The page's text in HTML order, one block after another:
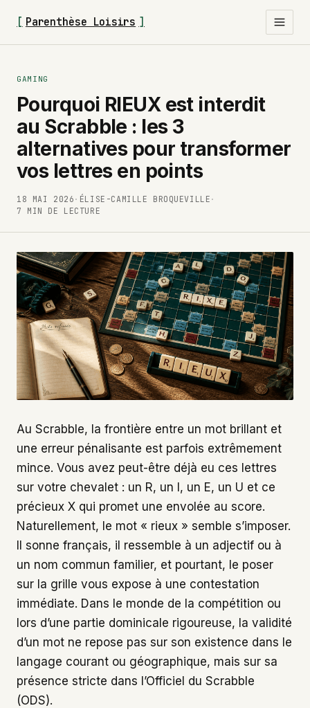
[ Parenthèse Loisirs ]
GAMING
Pourquoi RIEUX est interdit
au Scrabble : les 3
alternatives pour transformer
vos lettres en points
18 MAI 2026 · ÉLISE-CAMILLE BROQUEVILLE ·
7 MIN DE LECTURE
Au Scrabble, la frontière entre un mot brillant et
une erreur pénalisante est parfois extrêmement
mince. Vous avez peut-être déjà eu ces lettres
sur votre chevalet : un R, un I, un E, un U et ce
précieux X qui promet une envolée au score.
Naturellement, le mot « rieux » semble s’imposer.
Il sonne français, il ressemble à un adjectif ou à
un nom commun familier, et pourtant, le poser
sur la grille vous expose à une contestation
immédiate. Dans le monde de la compétition ou
lors d’une partie dominicale rigoureuse, la validité
d’un mot ne repose pas sur son existence dans le
langage courant ou géographique, mais sur sa
présence stricte dans l’Officiel du Scrabble
(ODS).